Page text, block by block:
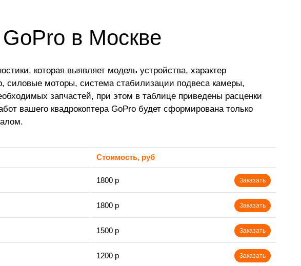
в Москве
которая выявляет модель устройства, характер
силовые моторы, система стабилизации подвеса камеры,
запчастей, при этом в таблице приведены расценки
вашего квадрокоптера GoPro будет сформирована только
Стоимость, руб
1800 р Заказать
1800 р Заказать
1500 р Заказать
1200 р Заказать